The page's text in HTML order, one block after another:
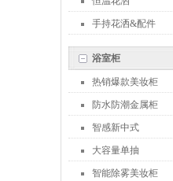
手持花洒&配件
浴室柜
热销爆款美妆柜
防水防潮金属柜
智感新中式
大容量单抽
智能除雾美妆柜